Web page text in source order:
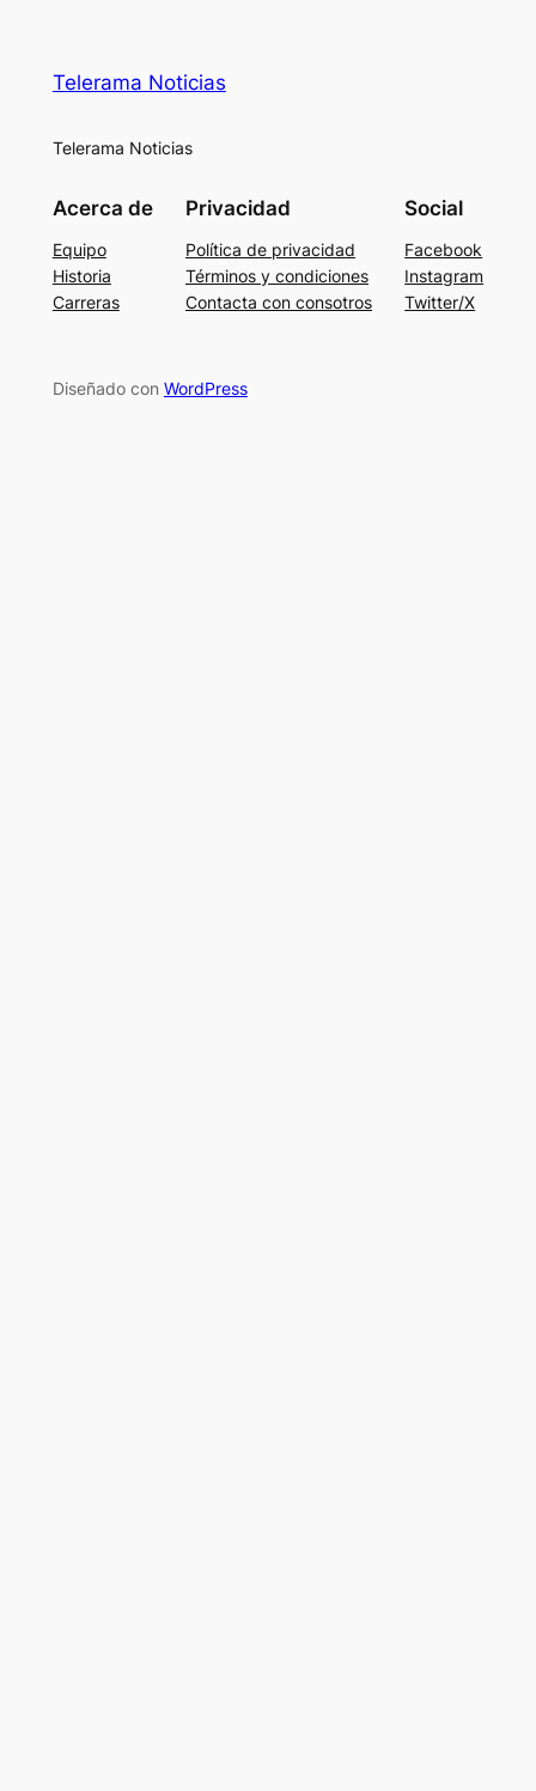
Telerama Noticias
Telerama Noticias
Acerca de
Equipo
Historia
Carreras
Privacidad
Política de privacidad
Términos y condiciones
Contacta con consotros
Social
Facebook
Instagram
Twitter/X
Diseñado con WordPress